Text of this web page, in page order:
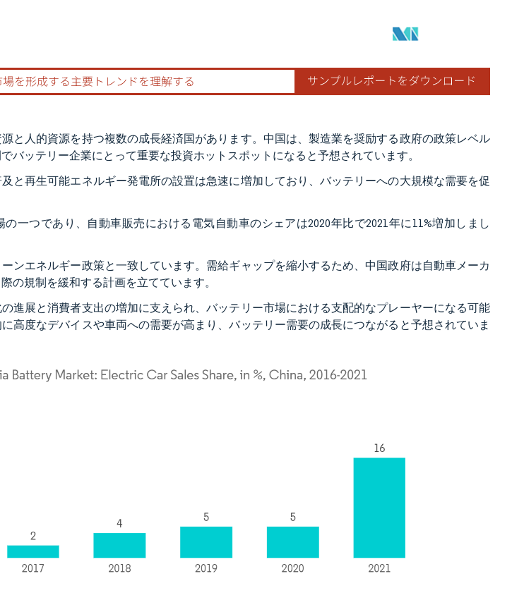
BY 4.0の表示が必要です。
と人的資源を持つ複数の成長経済国があります。中国は、製造業を奨励する政府の政策レベル
バッテリー企業にとって重要な投資ホットスポットになると予想されています。
と再生可能エネルギー発電所の設置は急速に増加しており、バッテリーへの大規模な需要を促
一つであり、自動車販売における電気自動車のシェアは2020年比で2021年に11%増加しまし
ンエネルギー政策と一致しています。需給ギャップを縮小するため、中国政府は自動車メーカ
の規制を緩和する計画を立てています。
進展と消費者支出の増加に支えられ、バッテリー市場における支配的なプレーヤーになる可能
高度なデバイスや車両への需要が高まり、バッテリー需要の成長につながると予想されていま